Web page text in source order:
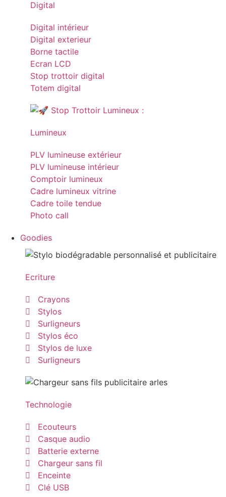
Digital
Digital intérieur
Digital exterieur
Borne tactile
Ecran LCD
Stop trottoir digital
Totem digital
Lumineux
PLV lumineuse extérieur
PLV lumineuse intérieur
Comptoir lumineux
Cadre lumineux vitrine
Cadre toile tendue
Photo call
Goodies
Ecriture
Crayons
Stylos
Surligneurs
Stylos éco
Stylos de luxe
Surligneurs
Technologie
Ecouteurs
Casque audio
Batterie externe
Chargeur sans fil
Enceinte
Clé USB